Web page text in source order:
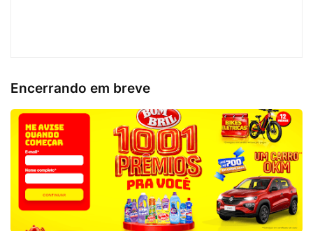
Encerrando em breve